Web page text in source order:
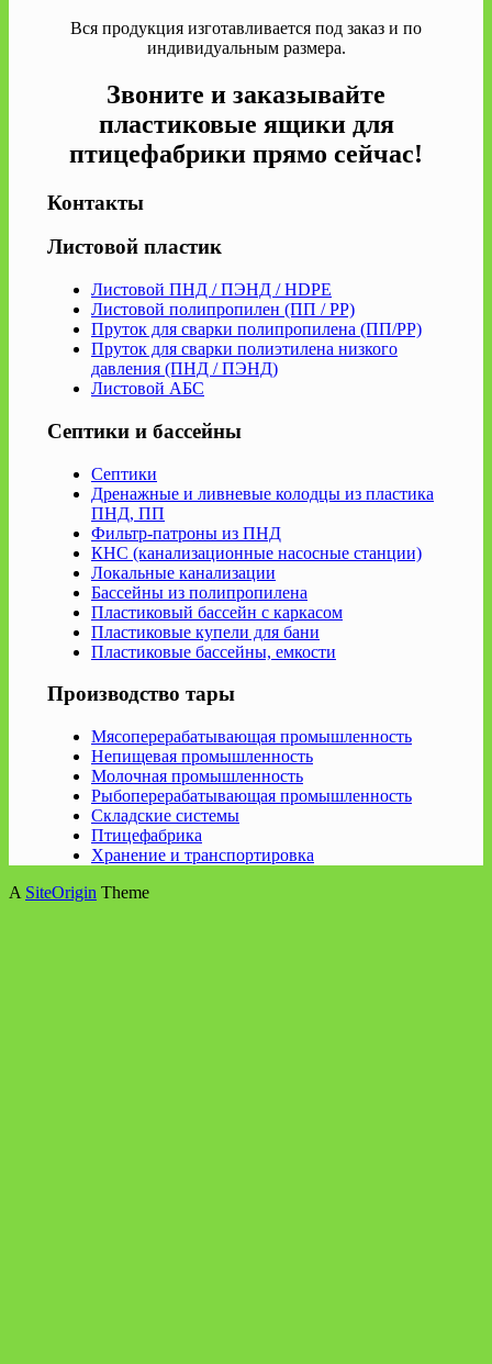
Вся продукция изготавливается под заказ и по
индивидуальным размера.
Звоните и заказывайте
пластиковые ящики для
птицефабрики прямо сейчас!
Контакты
Листовой пластик
Листовой ПНД / ПЭНД / HDPE
Листовой полипропилен (ПП / PP)
Пруток для сварки полипропилена (ПП/PP)
Пруток для сварки полиэтилена низкого
давления (ПНД / ПЭНД)
Листовой АБС
Септики и бассейны
Септики
Дренажные и ливневые колодцы из пластика
ПНД, ПП
Фильтр-патроны из ПНД
КНС (канализационные насосные станции)
Локальные канализации
Бассейны из полипропилена
Пластиковый бассейн с каркасом
Пластиковые купели для бани
Пластиковые бассейны, емкости
Производство тары
Мясоперерабатывающая промышленность
Непищевая промышленность
Молочная промышленность
Рыбоперерабатывающая промышленность
Складские системы
Птицефабрика
Хранение и транспортировка
A SiteOrigin Theme